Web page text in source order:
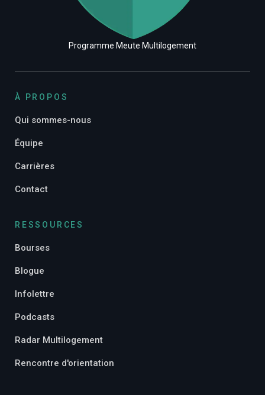
Programme Meute Multilogement
À PROPOS
Qui sommes-nous
Équipe
Carrières
Contact
RESSOURCES
Bourses
Blogue
Infolettre
Podcasts
Radar Multilogement
Rencontre d'orientation